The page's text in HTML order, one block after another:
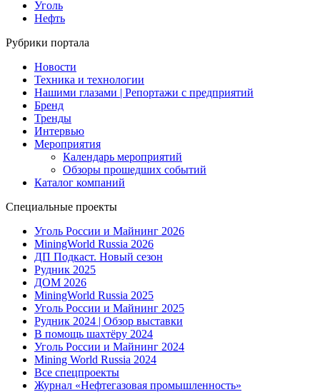
Уголь
Нефть
Рубрики портала
Новости
Техника и технологии
Нашими глазами | Репортажи с предприятий
Бренд
Тренды
Интервью
Мероприятия
Календарь мероприятий
Обзоры прошедших событий
Каталог компаний
Специальные проекты
Уголь России и Майнинг 2026
MiningWorld Russia 2026
ДП Подкаст. Новый сезон
Рудник 2025
ДОМ 2026
MiningWorld Russia 2025
Уголь России и Майнинг 2025
Рудник 2024 | Обзор выставки
В помощь шахтёру 2024
Уголь России и Майнинг 2024
Mining World Russia 2024
Все спецпроекты
Журнал «Нефтегазовая промышленность»